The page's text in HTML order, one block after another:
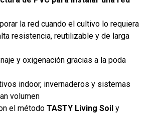
la red cuando el cultivo lo requiera
resistencia, reutilizable y de larga
y oxigenación gracias a la poda
indoor, invernaderos y sistemas
volumen
el métodoTASTY Living Soil y